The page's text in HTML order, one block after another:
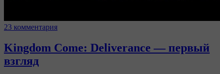
23 комментария
Kingdom Come: Deliverance — первый
взгляд